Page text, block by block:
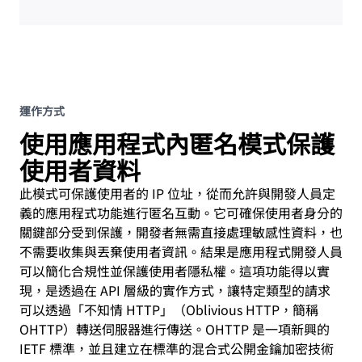
運作方式
使用應用程式內匿名模式保護
使用者資料
此模式可保護使用者的 IP 位址，從而允許與開發人員定
義的應用程式功能進行匿名互動。它可確保使用者身分的
關鍵部分受到保護，開發者無需直接處理敏感性資料，也
不需要收集與丟棄使用者資訊。結果是應用程式開發人員
可以簡化合規性並保護使用者隱私權。這項功能得以實
現，是透過在 API 層級的實作方式，讓特定類型的請求
可以透過「不知情 HTTP」（Oblivious HTTP，簡稱
OHTTP）轉送伺服器進行傳送。OHTTP 是一項新興的
IETF 標準，並且建立在標準的混合式公開金鑰加密技術